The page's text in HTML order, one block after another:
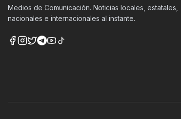
Medios de Comunicación. Noticias locales, estatales,
nacionales e internacionales al instante.